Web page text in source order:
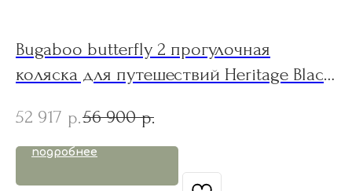
Bugaboo butterfly 2 прогулочная
коляска для путешествий Heritage Black
52 917 р.56 900 р.
подробнее